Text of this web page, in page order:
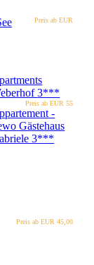
Preis ab EUR
3***
Preis ab EUR55
-
Gästehaus
3***
Preis ab EUR45,00